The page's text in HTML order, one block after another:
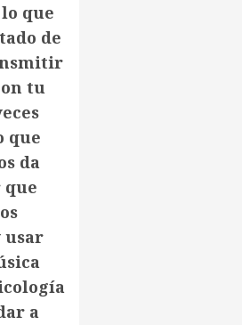
que
de
tu
que
da
que
usar
a